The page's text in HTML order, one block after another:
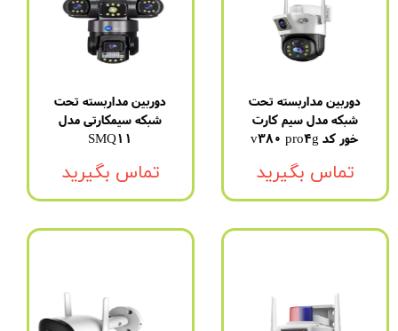
دوربین مداربسته تحت
شبکه مدل سیم کارت
خور کد v380 pro4g
تماس بگیرید
دوربین مداربسته تحت
شبکه سیمکارتی مدل
SMQ11
تماس بگیرید